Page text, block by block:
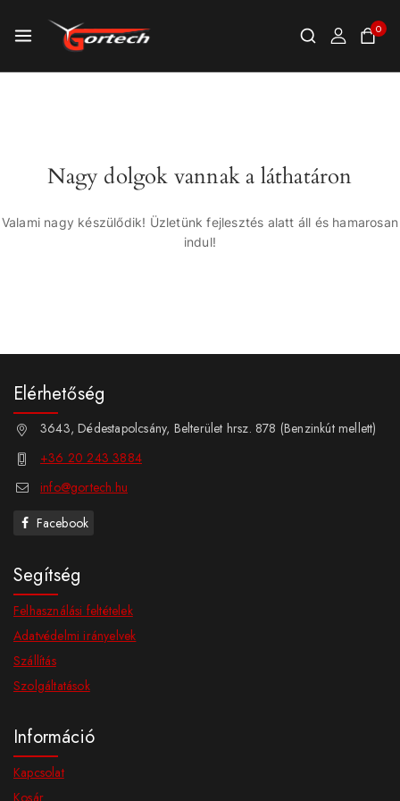
0
Nagy dolgok vannak a láthatáron
Valami nagy készülődik! Üzletünk fejlesztés alatt áll és hamarosan
indul!
Elérhetőség
3643, Dédestapolcsány, Belterület hrsz. 878 (Benzinkút mellett)
+36 20 243 3884
info@gortech.hu
Facebook
Segítség
Felhasználási feltételek
Adatvédelmi irányelvek
Szállítás
Szolgáltatások
Információ
Kapcsolat